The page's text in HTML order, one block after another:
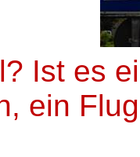
Ist es
ein